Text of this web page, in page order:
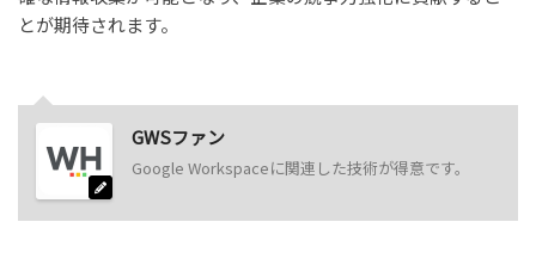
とが期待されます。
GWSファン
Google Workspaceに関連した技術が得意です。